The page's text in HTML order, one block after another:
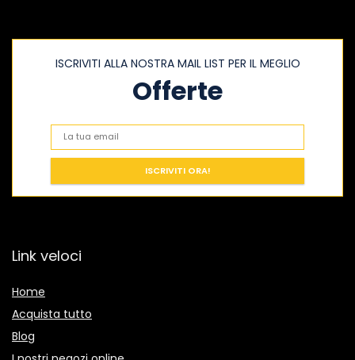
ISCRIVITI ALLA NOSTRA MAIL LIST PER IL MEGLIO
Offerte
Link veloci
Home
Acquista tutto
Blog